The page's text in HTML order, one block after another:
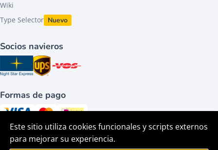
Este sitio utiliza cookies funcionales y scripts externos
para mejorar su experiencia.
Wiki
Type Selector Nuevo
Socios navieros
Formas de pago
Síguenos en